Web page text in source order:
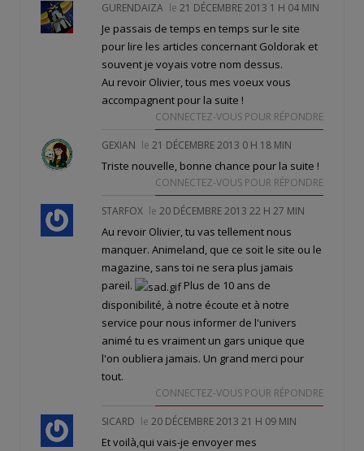
GURENDAIZA le 21 DÉCEMBRE 2013 1 H 04 MIN
Je passais de temps en temps sur le site
pour lire les articles concernant Goldorak et
souvent je voyais votre nom dessus.
Au revoir Olivier, tous mes voeux vous
accompagnent pour la suite !
CONNECTEZ-VOUS POUR RÉPONDRE
GEXIAN le 21 DÉCEMBRE 2013 0 H 18 MIN
Triste nouvelle, bonne chance pour la suite !
CONNECTEZ-VOUS POUR RÉPONDRE
STARFOX le 20 DÉCEMBRE 2013 22 H 27 MIN
Au revoir Olivier, tu vas tellement nous
manquer. Animeland, que ce soit le site ou le
magazine, sans toi ne sera plus jamais
pareil.
Plus de 10 ans de
disponibilité, à notre écoute et à notre
service pour nous informer de l'univers
animé tu es vraiment un gars unique que
l'on oubliera jamais. Un grand merci pour
tout.
CONNECTEZ-VOUS POUR RÉPONDRE
SICARD le 20 DÉCEMBRE 2013 21 H 09 MIN
Et voilà,qui vais-je envoyer mes